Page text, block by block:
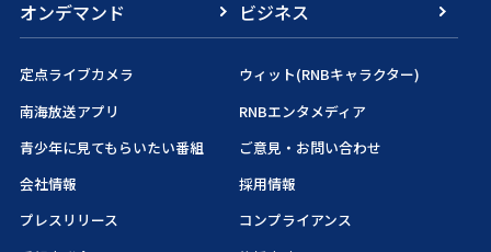
オンデマンド
ビジネス
定点ライブカメラ
ウィット(RNBキャラクター)
南海放送アプリ
RNBエンタメディア
青少年に見てもらいたい番組
ご意見・お問い合わせ
会社情報
採用情報
プレスリリース
コンプライアンス